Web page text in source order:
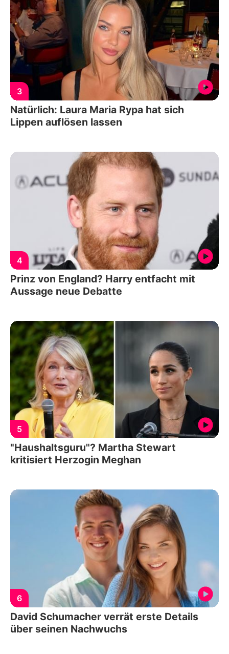
3
Natürlich: Laura Maria Rypa hat sich
Lippen auflösen lassen
4
Prinz von England? Harry entfacht mit
Aussage neue Debatte
5
"Haushaltsguru"? Martha Stewart
kritisiert Herzogin Meghan
6
David Schumacher verrät erste Details
über seinen Nachwuchs